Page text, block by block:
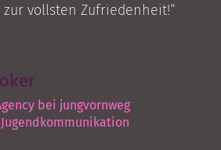
vollsten Zufriedenheit!“
bei jungvornweg